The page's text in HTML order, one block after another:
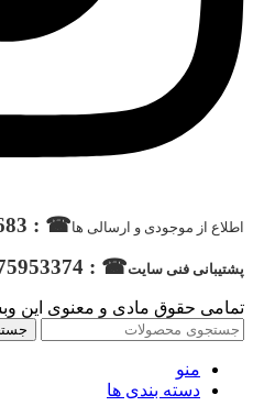
اطلاع از موجودی و ارسالی ها☎ : 09155095683
پشتیبانی فنی سایت☎ : 09375953374
تمامی حقوق مادی و معنوی این
منو
دسته بندی ها